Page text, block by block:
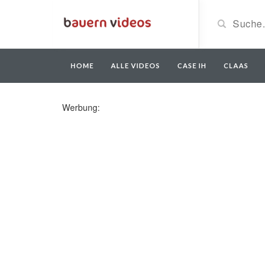
HOME ALLE VIDEOS CASE IH CLAAS
Werbung: